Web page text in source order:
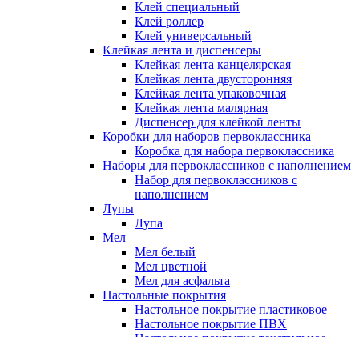
Клей специальный
Клей роллер
Клей универсальный
Клейкая лента и диспенсеры
Клейкая лента канцелярская
Клейкая лента двусторонняя
Клейкая лента упаковочная
Клейкая лента малярная
Диспенсер для клейкой ленты
Коробки для наборов первоклассника
Коробка для набора первоклассника
Наборы для первоклассников с наполнением
Набор для первоклассников с
наполнением
Лупы
Лупа
Мел
Мел белый
Мел цветной
Мел для асфальта
Настольные покрытия
Настольное покрытие пластиковое
Настольное покрытие ПВХ